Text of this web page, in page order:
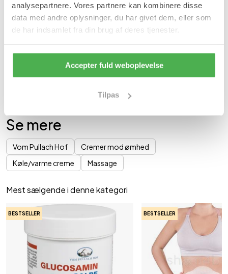
analysepartnere. Vores partnere kan kombinere disse
data med andre oplysninger, du har givet dem, eller som
de har indsamlet fra din brug af deres tjenester.
Accepter fuld weboplevelse
Tilpas
Kan bruges efter behov.
Opbevares utilgængeligt for børn. Bør opbevares ved
stuetemperatur.
250 ml hestekastanje gel.
Se mere
Vom Pullach Hof
Cremer mod ømhed
Køle/varme creme
Massage
Mest sælgende i denne kategori
BESTSELLER BESTSELLER